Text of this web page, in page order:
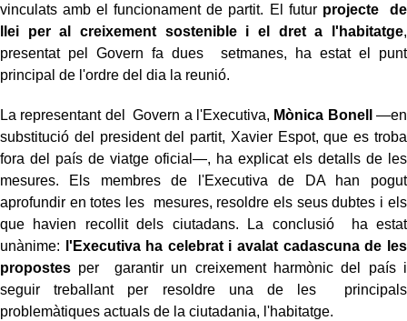
vinculats amb el funcionament de partit. El futur projecte de
llei per al creixement sostenible i el dret a l'habitatge,
presentat pel Govern fa dues setmanes, ha estat el punt
principal de l'ordre del dia la reunió.
La representant del Govern a l'Executiva, Mònica Bonell
—en
substitució del president del partit, Xavier Espot, que es troba
fora del país de viatge oficial—, ha explicat els detalls de les
mesures. Els membres de l'Executiva de DA han pogut
aprofundir en totes les mesures, resoldre els seus dubtes i els
que havien recollit dels ciutadans. La conclusió ha estat
unànime:
l'Executiva ha celebrat i avalat cadascuna de les
propostes per garantir un creixement harmònic del país i
seguir treballant per resoldre una de les principals
problemàtiques actuals de la ciutadania, l'habitatge.